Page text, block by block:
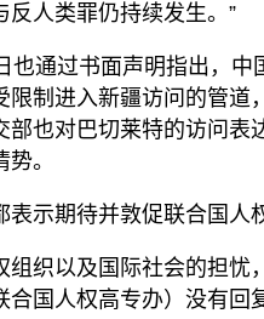
反人类罪仍持续发生。”
也通过书面声明指出，
限制进入新疆访问的管道
部也对巴切莱特的访问表
。
表示期待并敦促联合国人
组织以及国际社会的担
合国人权高专办）没有回